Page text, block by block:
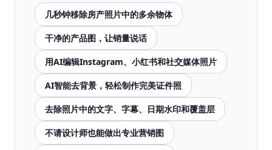
几秒钟移除房产照片中的多余物体
干净的产品图，让销量说话
用AI编辑Instagram、小红书和社交媒体照片
AI智能去背景，轻松制作完美证件照
去除照片中的文字、字幕、日期水印和覆盖层
不请设计师也能做出专业营销图